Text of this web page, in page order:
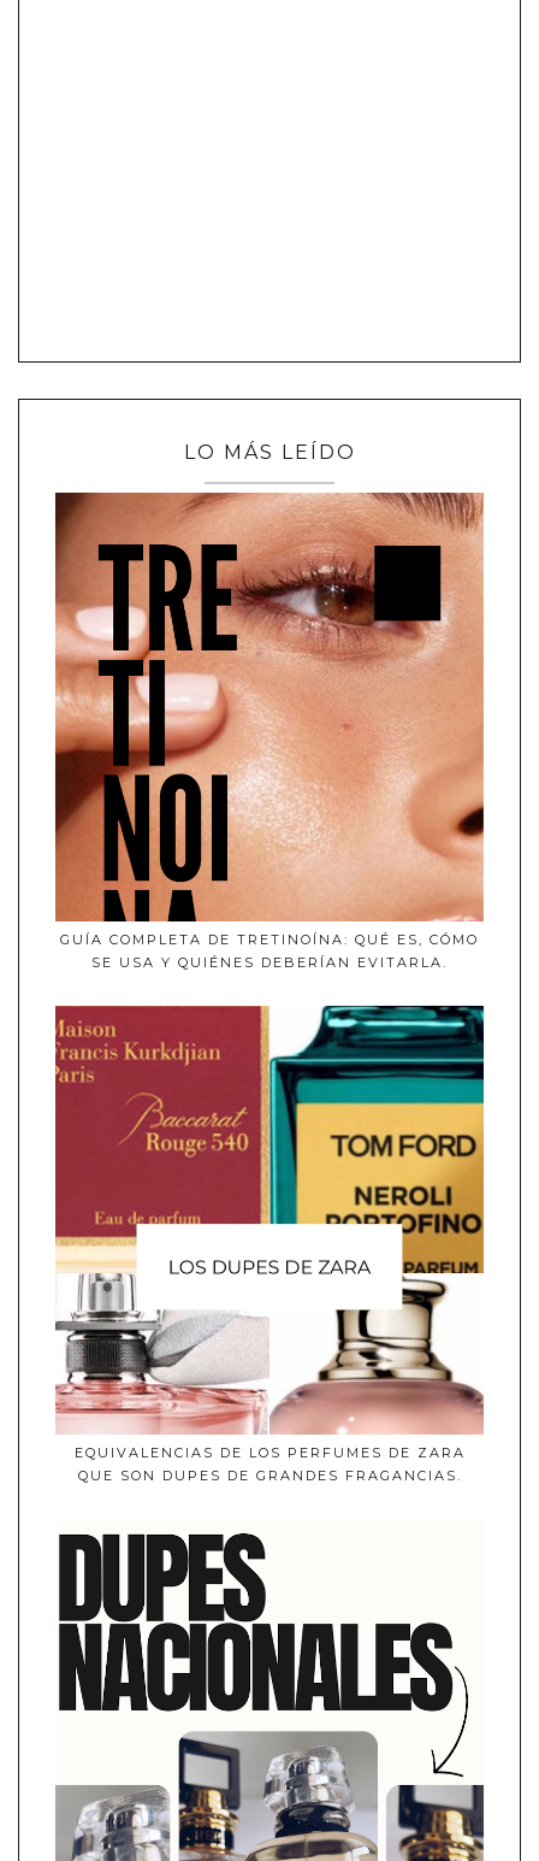
LO MÁS LEÍDO
GUÍA COMPLETA DE TRETINOÍNA: QUÉ ES, CÓMO
SE USA Y QUIÉNES DEBERÍAN EVITARLA.
EQUIVALENCIAS DE LOS PERFUMES DE ZARA
QUE SON DUPES DE GRANDES FRAGANCIAS.